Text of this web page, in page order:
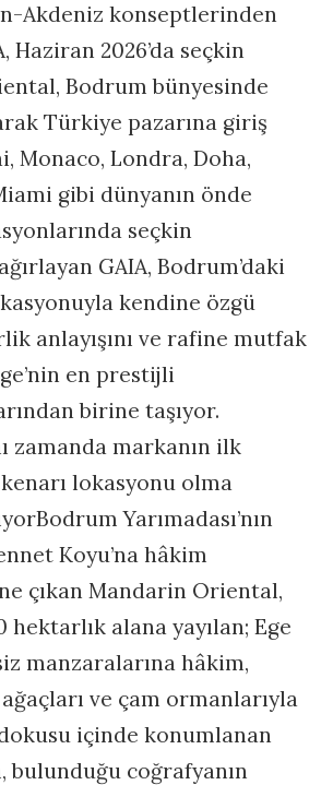
Akdeniz konseptlerinden
Haziran 2026’da seçkin
Bodrum bünyesinde
Türkiye pazarına giriş
Monaco, Londra, Doha,
gibi dünyanın önde
seçkin
GAIA, Bodrum’daki
kendine özgü
anlayışını ve rafine mutfak
en prestijli
birine taşıyor.
zamanda markanın ilk
lokasyonu olma
Yarımadası’nın
Koyu’na hâkim
çıkan Mandarin Oriental,
hektarlık alana yayılan; Ege
manzaralarına hâkim,
ve çam ormanlarıyla
içinde konumlanan
bulunduğu coğrafyanın